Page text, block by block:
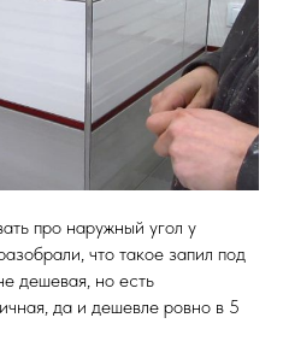
про наружный угол у
что такое запил под
дешевая, но есть
да и дешевле ровно в 5